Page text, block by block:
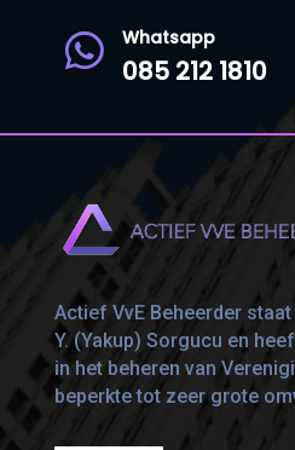
 Whatsapp
085 212 1810
Actief VvE Beheerder
Y. (Yakup) Sorgucu en
in het beheren van
beperkte tot zeer grote